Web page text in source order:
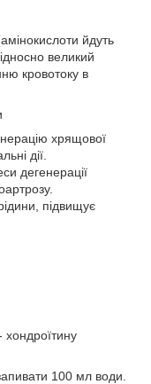
йдуть
великий
кровотоку в
хрящової
дії.
дегенерації
підвищує
100 мл води.